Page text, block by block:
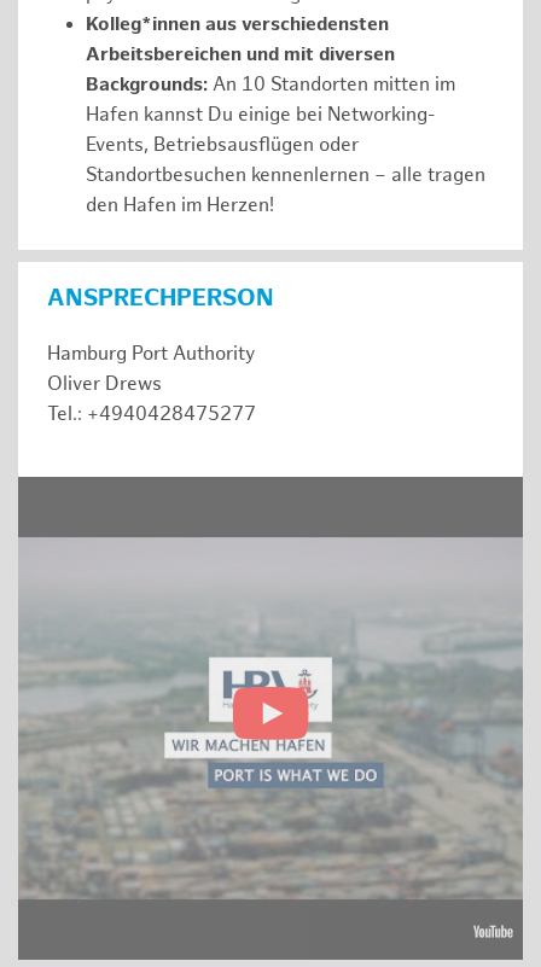
Kolleg*innen aus verschiedensten
Arbeitsbereichen und mit diversen
Backgrounds: An 10 Standorten mitten im
Hafen kannst Du einige bei Networking-
Events, Betriebsausflügen oder
Standortbesuchen kennenlernen – alle tragen
den Hafen im Herzen!
ANSPRECHPERSON
Hamburg Port Authority
Oliver Drews
Tel.: +4940428475277